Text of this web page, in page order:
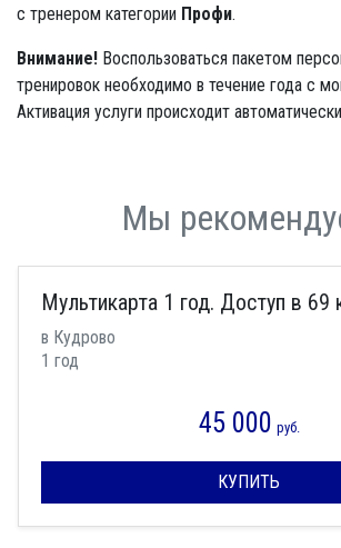
с тренером категории Профи.
Внимание! Воспользоваться пакетом
тренировок необходимо в течение года с
Активация услуги происходит
Мы
Мультикарта 1 год. Доступ в 69
в Кудрово
1 год
45 000 руб.
КУПИТЬ